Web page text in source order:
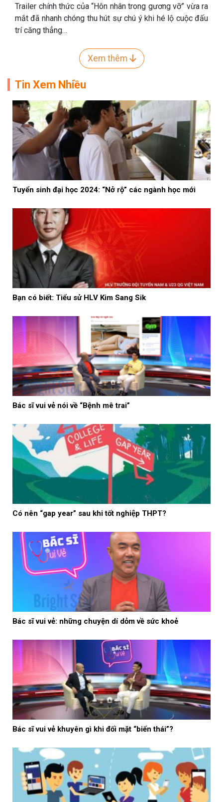
Trailer chính thức của “Hôn nhân trong gương vỡ” vừa ra
mắt đã nhanh chóng thu hút sự chú ý khi hé lộ cuộc đấu
trí căng thẳng…
Xem thêm
Tin Xem Nhiều
Tuyển sinh đại học 2024: “Nở rộ” các ngành học mới
Bạn có biết: Tiểu sử HLV Kim Sang Sik
Bác sĩ vui vẻ nói về “Bệnh mê trai”
Có nên “gap year” sau khi tốt nghiệp THPT?
Bác sĩ vui vẻ: những chuyện dí dỏm về sức khoẻ
Bác sĩ vui vẻ khuyên gì khi đối mặt “biến thái”?